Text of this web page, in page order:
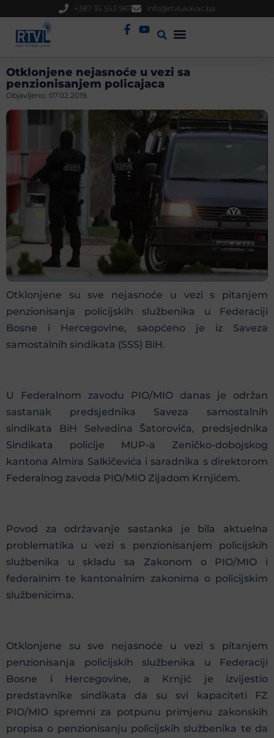
+387 35 553 967 info@rtvlukavac.ba
Otklonjene nejasnoće u vezi sa
penzionisanjem policajaca
Objavljeno: 07.02.2019.
Otklonjene su sve nejasnoće u vezi s pitanjem
penzionisanja policijskih službenika u Federaciji
Bosne i Hercegovine, saopćeno je iz Saveza
samostalnih sindikata (SSS) BiH.
U Federalnom zavodu PIO/MIO danas je održan
sastanak predsjednika Saveza samostalnih
sindikata BiH Selvedina Šatorovića, predsjednika
Sindikata policije MUP-a Zeničko-dobojskog
kantona Almira Salkičevića i saradnika s direktorom
Federalnog zavoda PIO/MIO Zijadom Krnjićem.
Povod za održavanje sastanka je bila aktuelna
problematika u vezi s penzionisanjem policijskih
službenika u skladu sa Zakonom o PIO/MIO i
federalnim te kantonalnim zakonima o policijskim
službenicima.
Otklonjene su sve nejasnoće u vezi s pitanjem
penzionisanja policijskih službenika u Federaciji
Bosne i Hercegovine, a Krnjić je izvijestio
predstavnike sindikata da su svi kapaciteti FZ
PIO/MIO spremni za potpunu primjenu zakonskih
propisa o penzionisanju policijskih službenika te da